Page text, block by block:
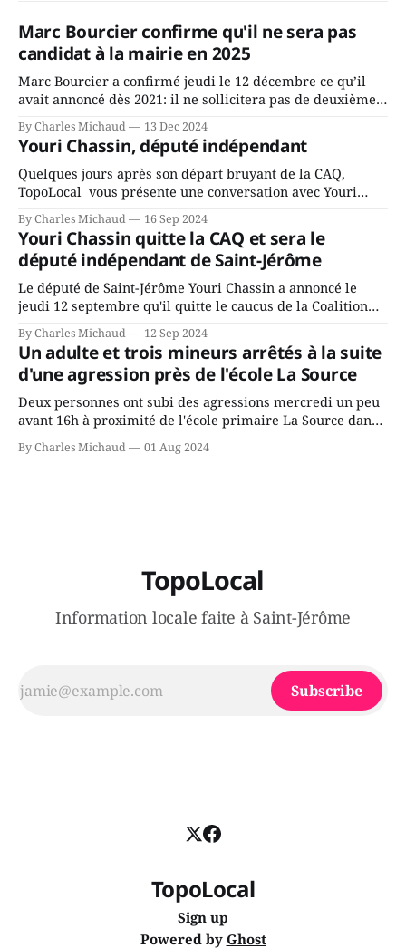
Marc Bourcier confirme qu'il ne sera pas
candidat à la mairie en 2025
Marc Bourcier a confirmé jeudi le 12 décembre ce qu’il
avait annoncé dès 2021: il ne sollicitera pas de deuxième
mandat à titre de maire de Saint-Jérôme. Bourcier en a
fait l’annonce en s’adressant aux employés de la ville,
rassemblés en soirée pour leur traditionnel souper
By Charles Michaud 13 Dec 2024
Youri Chassin, député indépendant
Quelques jours après son départ bruyant de la CAQ,
TopoLocal vous présente une conversation avec Youri
Chassin. Nous avons causé de sa décision. Y songeait-il
depuis longtemps? Sera-t-il candidat indépendant dans 2
ans? Joindrait-il un autre parti, par exemple les
conservateurs d’Éric Duhaime? Que lui
By Charles Michaud 16 Sep 2024
Youri Chassin quitte la CAQ et sera le
député indépendant de Saint-Jérôme
Le député de Saint-Jérôme Youri Chassin a annoncé le
jeudi 12 septembre qu'il quitte le caucus de la Coalition
Avenir Québec de François Legault parce qu'il est déçu du
gouvernement de la CAQ, surtout de son incapacité, qu'il
juge chronique, à offrir des
By Charles Michaud 12 Sep 2024
Un adulte et trois mineurs arrêtés à la suite
d'une agression près de l'école La Source
Deux personnes ont subi des agressions mercredi un peu
avant 16h à proximité de l'école primaire La Source dans
le secteur Bellefeuille de Saint-Jérôme. L'une de deux
victimes aurait été écrasée sous un véhicule et aspergée
By Charles Michaud 01 Aug 2024
TopoLocal
Information locale faite à Saint-Jérôme
Subscribe
TopoLocal
Sign up
Powered by Ghost